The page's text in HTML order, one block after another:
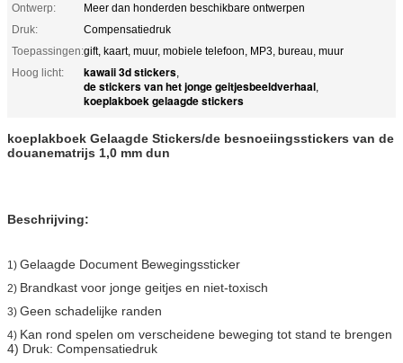
Ontwerp:
Meer dan honderden beschikbare ontwerpen
Druk:
Compensatiedruk
Toepassingen:gift, kaart, muur, mobiele telefoon, MP3, bureau, muur
Hoog licht:
kawaii 3d stickers,
de stickers van het jonge geitjesbeeldverhaal,
koeplakboek gelaagde stickers
koeplakboek Gelaagde Stickers/de besnoeiingsstickers van de
douanematrijs 1,0 mm dun
Beschrijving:
1) Gelaagde Document Bewegingssticker
2) Brandkast voor jonge geitjes en niet-toxisch
3) Geen schadelijke randen
4) Kan rond spelen om verscheidene beweging tot stand te brengen
4) Druk: Compensatiedruk